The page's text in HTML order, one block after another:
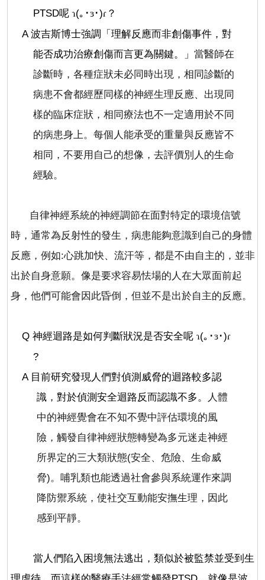
PTSD呢 ɿ(｡･ɜ･)ɾ？
A波吉斯博士強調「理解反應而非創傷事件，對
能否成功治療創傷而言更為關鍵。」 當醫師在
診斷時，各種症狀未必同時出現，相同診斷的
病患不會都經歷同樣的神經生理反應、出現同
樣的臨床症狀，相同療法也不一定適用於不同
的病患身上。每個人能承受的重量與反應皆不
相同，不要用自己的想像，去評價別人的生命
經驗。
自律神經系統的神經調節在面對特定的環境信號
時，通常為反射性的發生，病患能夠意識到自己的身體
反應，例如:心跳加快、流汗等，都是不由自主的，並非
出於自身意願。像是要求容易怯場的人在大眾面前起
身，他們可能會因此昏倒，但並不是出於自主的反應。
Q 神經迴路是如何判斷狀況是否安全呢 ɿ(｡･ɜ･)ɾ
?
A 目前研究發現人們對偵測威脅的迴路較多認
識，對於偵測安全迴路反而認識不多。
人體
中的神經覺會在不知不覺中評估環境的風
險，觸發自律神經狀態轉變為多元迷走神經
所界定的三大類狀態(安全、危險、生命威
脅)。哺乳類也能透過社會參與系統運作來調
降防禦系統，使社交互動能安撫生理，因此
感到平靜。
當人們陷入困境無法逃出，類似於被監禁並受到生